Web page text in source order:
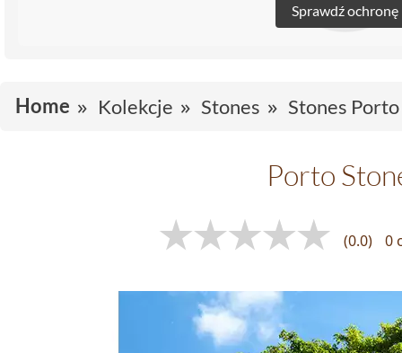
Sprawdź ochronę
Home Kolekcje Stones Stones Porto
Porto
(0.0) 0